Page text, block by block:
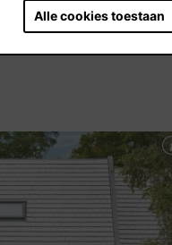
Alle cookies toestaan